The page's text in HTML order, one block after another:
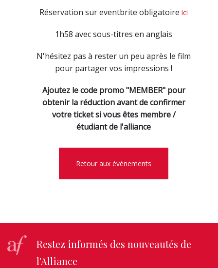
Réservation sur eventbrite obligatoireici
1h58 avec sous-titres en anglais
N'hésitez pas à rester un peu après le film
pour partager vos impressions !
Ajoutez le code promo "MEMBER" pour
obtenir la réduction avant de confirmer
votre ticket si vous êtes membre /
étudiant de l'alliance
Retour aux événements
Restez informés des nouveautés de
l'Alliance